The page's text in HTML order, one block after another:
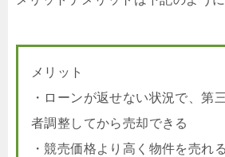
メリット
・ローンが返せない状況で、第
者調整してから売却できる
・競売価格より高く物件を売れる